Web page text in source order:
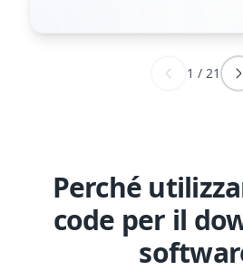
1 / 21
Perché
code per il